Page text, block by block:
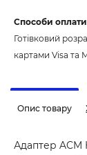
Способи оплати
Готівковий
картами Visa та
Опис товару
Адаптер ACM